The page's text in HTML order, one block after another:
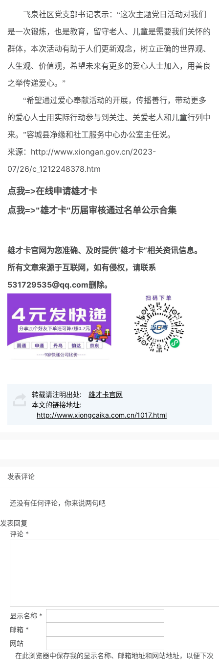
飞泉社区党支部书记表示：“这次主题党日活动对我们
是一次锻炼，也是教育，留守老人、儿童是需要我们关怀的
群体，本次活动有助于人们更新观念，树立正确的世界观、
人生观、价值观，希望未来有更多的爱心人士加入，用善良
之举传递爱心。”
“希望通过爱心奉献活动的开展，传播善行，带动更多
的爱心人士用实际行动参与到关注、关爱老人和儿童行列中
来。”容城县净缘和社工服务中心办公室主任说。
来源：http://www.xiongan.gov.cn/2023-
07/26/c_1212248378.htm
点我=>在线申请雄才卡
点我=>"雄才卡"历届审核通过名单公示合集
雄才卡官网为您准确、及时提供“雄才卡”相关资讯信息。
所有文章来源于互联网，如有侵权，请联系
531729535@qq.com删除。
转载请注明出处:
雄才卡官网
本文的链接地址:
http://www.xiongcaika.com.cn/1017.html
发表评论
还没有任何评论，你来说两句吧
发表回复
评论 *
显示名称 *
邮箱 *
网站
在此浏览器中保存我的显示名称、邮箱地址和网站地址，以便下次